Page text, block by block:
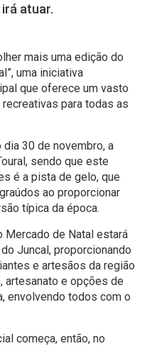
atuar.
mais uma edição do
uma iniciativa
que oferece um vasto
para todas as
dia 30 de novembro, a
sendo que este
é a pista de gelo, que
ao proporcionar
típica da época.
Mercado de Natal estará
Juncal, proporcionando
e artesãos da região
artesanato e opções de
envolvendo todos com o
começa, então, no